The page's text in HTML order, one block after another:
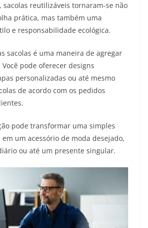
reutilizáveis tornaram-se não
prática, mas também uma
e responsabilidade ecológica.
sacolas é uma maneira de agregar
pode oferecer designs
personalizadas ou até mesmo
de acordo com os pedidos
pode transformar uma simples
um acessório de moda desejado,
ou até um presente singular.